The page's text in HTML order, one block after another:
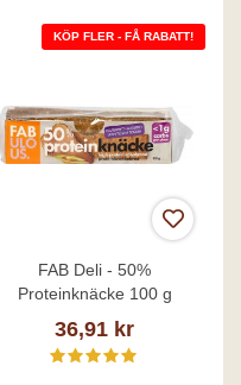
KÖP FLER - FÅ RABATT!
FAB Deli - 50%
Proteinknäcke 100 g
36,91 kr